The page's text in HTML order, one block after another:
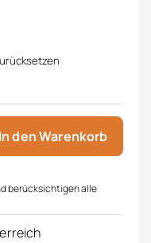
In den Warenkorb
berücksichtigen alle